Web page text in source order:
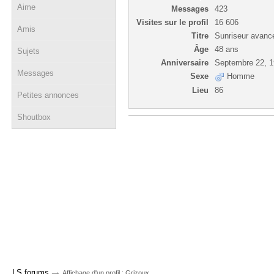
Aime
Amis
Sujets
Messages
Petites annonces
Shoutbox
Messages
423
Visites sur le profil
16 606
Titre
Sunriseur
Âge
48 ans
Anniversaire
Septembre 22,
Sexe
Homme
Lieu
86